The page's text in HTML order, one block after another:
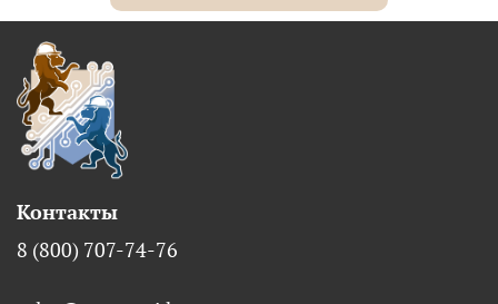
Контакты
8 (800) 707-74-76